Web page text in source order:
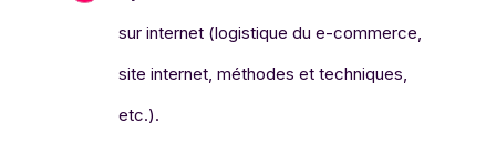
sur internet (logistique du e-commerce,
site internet, méthodes et techniques,
etc.).